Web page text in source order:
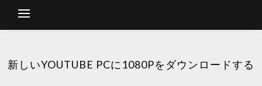
新しいYOUTUBE PCに1080Pをダウンロードする